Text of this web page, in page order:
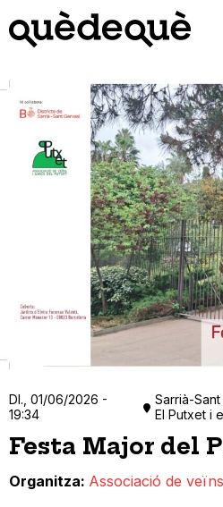
contingut
Dl., 01/06/2026 -
19:34
Sarrià-
El Putxet i
Festa Major del
Organitza Associació de